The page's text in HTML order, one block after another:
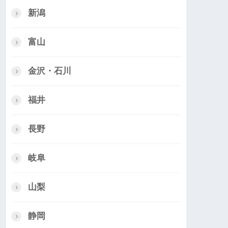
新潟
富山
金沢・石川
福井
長野
岐阜
山梨
静岡